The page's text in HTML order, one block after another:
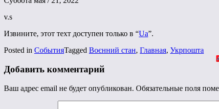
v.s
Извините, этот техт доступен только в “Ua”.
Posted in СобытияTagged Воєнний стан, Главная, Укрпошта
Добавить комментарий
Ваш адрес email не будет опубликован. Обязательные поля